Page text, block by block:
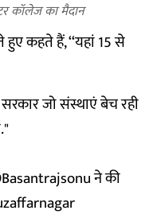
कॉलेज का मैदान
कहते हैं, ‘‘यहां 15 से
जो संस्थाएं बेच रही
ने की